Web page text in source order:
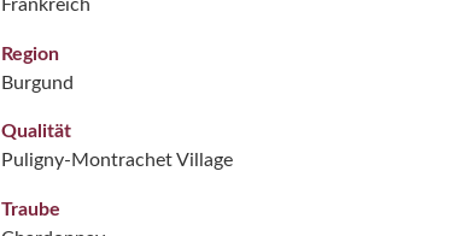
Frankreich
Region
Burgund
Qualität
Puligny-Montrachet Village
Traube